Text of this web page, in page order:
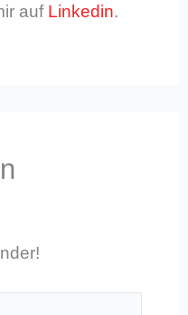
auf Linkedin.